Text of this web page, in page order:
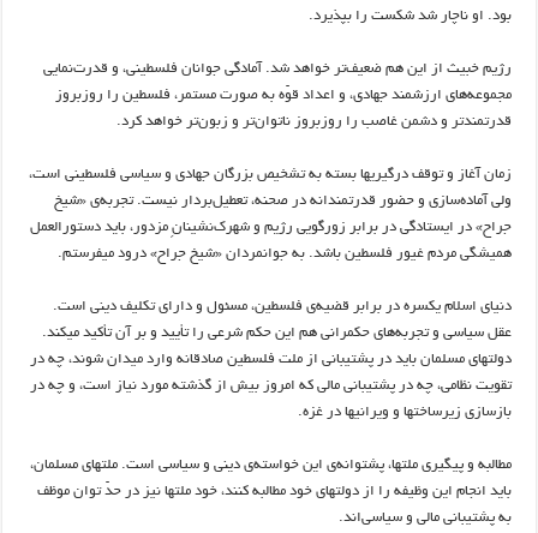
بود. او ناچار شد شکست را بپذیرد.
رژیم خبیث از این هم ضعیف‌تر خواهد شد. آمادگی جوانان فلسطینی، و قدرت‌نمایی
مجموعه‌های ارزشمند جهادی، و اعداد قوّه به صورت مستمر، فلسطین را روزبروز
قدرتمند‌تر و دشمن غاصب را روزبروز ناتوان‌تر و زبون‌تر خواهد کرد.
زمان آغاز و توقف درگیریها بسته به تشخیص بزرگان جهادی و سیاسی فلسطینی است،
ولی آماده‌سازی و حضور قدرتمندانه در صحنه، تعطیل‌بردار نیست. تجربه‌ی «شیخ‌
جراح» در ایستادگی در برابر زورگویی رژیم و شهرک‌نشینانِ مزدور، باید دستورالعمل
همیشگی مردم غیور فلسطین باشد. به جوانمردان «شیخ جراح» درود میفرستم.
دنیای اسلام یکسره در برابر قضیه‌ی فلسطین، مسئول و دارای تکلیف دینی است.
عقل سیاسی و تجربه‌های حکمرانی هم این حکم شرعی را تأیید و بر آن تأکید میکند.
دولتهای مسلمان باید در پشتیبانی از ملت فلسطین صادقانه وارد میدان شوند، چه در
تقویت نظامی، چه در پشتیبانی مالی که امروز بیش از گذشته مورد نیاز است، و چه در
بازسازی زیرساختها و ویرانیها در غزه.
مطالبه و پیگیری ملتها، پشتوانه‌ی این خواسته‌ی دینی و سیاسی است. ملتهای مسلمان،
باید انجام این وظیفه‌ را از دولتهای خود مطالبه کنند، خود ملتها نیز در حدّ توان موظف
به پشتیبانی مالی و سیاسی‌اند.